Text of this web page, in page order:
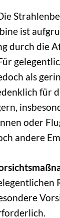
ist
durch die
als
für
oder
andere